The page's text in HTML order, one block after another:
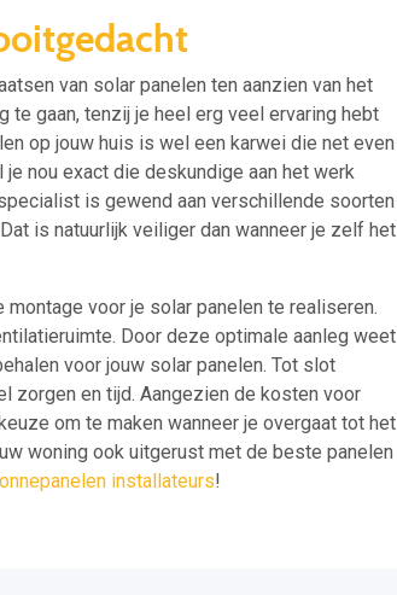
van solar panelen ten aanzien van het
te gaan, tenzij je heel erg veel ervaring hebt
op jouw huis is wel een karwei die net even
nou exact die deskundige aan het werk
is gewend aan verschillende soorten
is natuurlijk veiliger dan wanneer je zelf het
voor je solar panelen te realiseren.
Door deze optimale aanleg weet
voor jouw solar panelen. Tot slot
zorgen en tijd. Aangezien de kosten voor
om te maken wanneer je overgaat tot het
woning ook uitgerust met de beste panelen
installateurs!